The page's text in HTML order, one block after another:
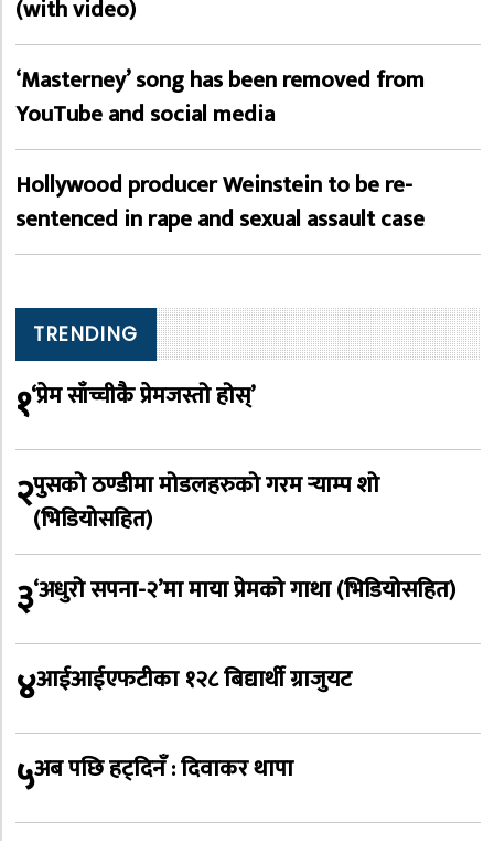
(with video)
‘Masterney’ song has been removed from
YouTube and social media
Hollywood producer Weinstein to be re-
sentenced in rape and sexual assault case
TRENDING
१‘प्रेम साँच्चीकै प्रेमजस्तो होस्’
२पुसको ठण्डीमा मोडलहरुको गरम र्‍याम्प शो
(भिडियोसहित)
३‘अधुरो सपना-२’मा माया प्रेमको गाथा (भिडियोसहित)
४आईआईएफटीका १२८ बिद्यार्थी ग्राजुयट
५अब पछि हट्दिनँ : दिवाकर थापा